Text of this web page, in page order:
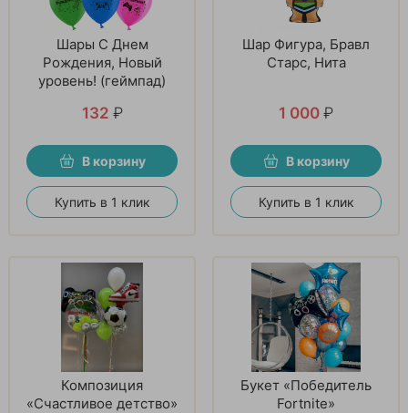
Шары С Днем
Рождения, Новый
уровень! (геймпад)
132 ₽
В корзину
Купить в 1 клик
Шар Фигура, Бравл
Старс, Нита
1 000 ₽
В корзину
Купить в 1 клик
Композиция
«Счастливое детство»
Букет «Победитель
Fortnite»